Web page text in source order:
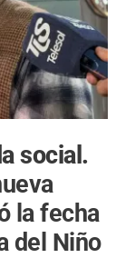
social.
la fecha
del Niño